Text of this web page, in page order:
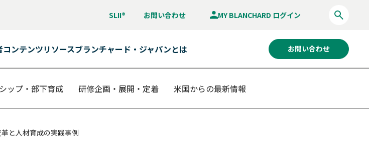
SLII® お問い合わせ MY BLANCHARD ログイン
コンテンツリソースブランチャード・ジャパンとは お問い合わせ
ップ・部下育成 研修企画・展開・定着 米国からの最新情報
と人材育成の実践事例